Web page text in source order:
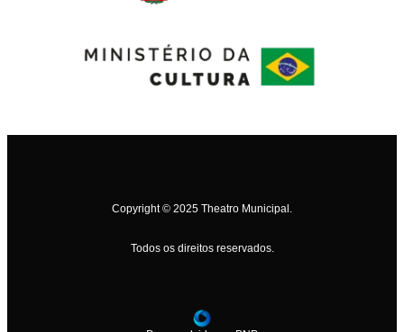
Copyright © 2025 Theatro Municipal.
Todos os direitos reservados.